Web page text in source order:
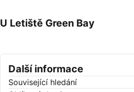
U Letiště Green Bay
Další informace
Související hledání